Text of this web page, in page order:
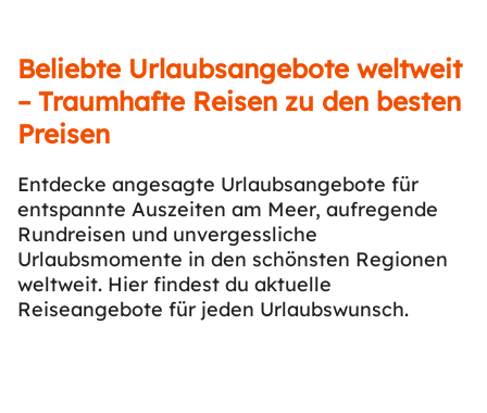
Beliebte Urlaubsangebote weltweit
– Traumhafte Reisen zu den besten
Preisen
Entdecke angesagte Urlaubsangebote für
entspannte Auszeiten am Meer, aufregende
Rundreisen und unvergessliche
Urlaubsmomente in den schönsten Regionen
weltweit. Hier findest du aktuelle
Reiseangebote für jeden Urlaubswunsch.